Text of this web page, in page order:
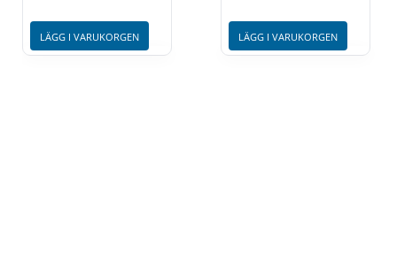
LÄGG I VARUKORGEN LÄGG I VARUKORGEN